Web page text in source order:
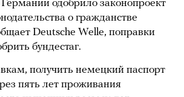
одобрило законопроект
о гражданстве
Deutsche Welle, поправки
бундестаг.
получить немецкий паспорт
пять лет проживания